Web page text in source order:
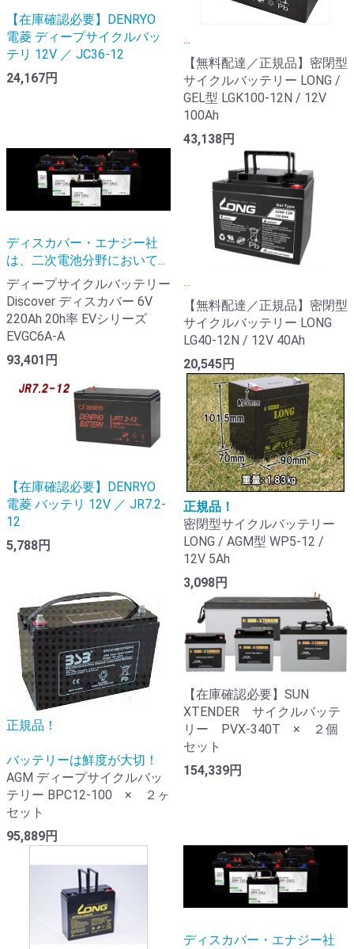
【在庫確認必要】DENRYO
電菱 ディープサイクルバッ
テリ 12V ／ JC36-12
24,167円
...
【無料配達／正規品】密閉型
サイクルバッテリー LONG /
GEL型 LGK100-12N / 12V
100Ah
43,138円
ディスカバー・エナジー社
は、二次電池分野において...
ディープサイクルバッテリー
Discover ディスカバー 6V
220Ah 20h率 EVシリーズ
EVGC6A-A
93,401円
...
【無料配達／正規品】密閉型
サイクルバッテリー LONG
LG40-12N / 12V 40Ah
20,545円
【在庫確認必要】DENRYO
電菱 バッテリ 12V ／ JR7.2-
12
5,788円
正規品！
密閉型サイクルバッテリー
LONG / AGM型 WP5-12 /
12V 5Ah
3,098円
正規品！
バッテリーは鮮度が大切！
AGM ディープサイクルバッ
テリー BPC12-100 × ２ヶ
セット
95,889円
【在庫確認必要】SUN
XTENDER サイクルバッテ
リー PVX-340T × ２個
セット
154,339円
ディスカバー・エナジー社